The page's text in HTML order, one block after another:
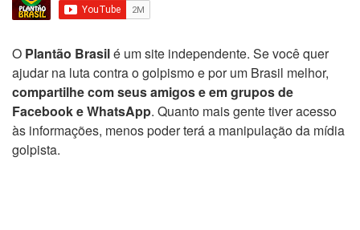
O Plantão Brasilé um site independente. Se você quer
ajudar na luta contra o golpismo e por um Brasil melhor,
compartilhe com seus amigos e em grupos de
Facebook e WhatsApp. Quanto mais gente tiver acesso
às informações, menos poder terá a manipulação da mídia
golpista.